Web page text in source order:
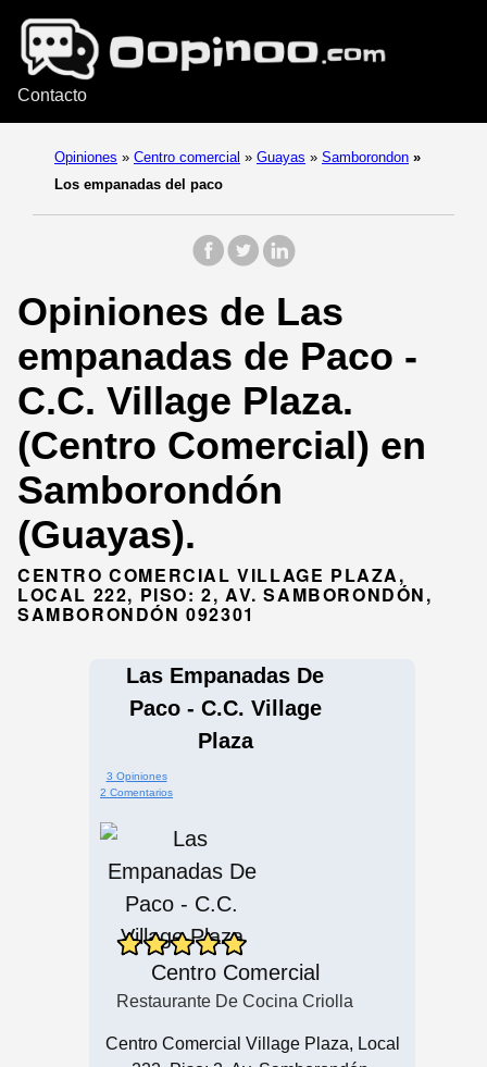
Contacto
Opiniones » Centro comercial » Guayas » Samborondon »
Los empanadas del paco
Opiniones de Las
empanadas de Paco -
C.C. Village Plaza.
(Centro Comercial) en
Samborondón
(Guayas).
CENTRO COMERCIAL VILLAGE PLAZA,
LOCAL 222, PISO: 2, AV. SAMBORONDÓN,
SAMBORONDÓN 092301
Las Empanadas De
Paco - C.C. Village
Plaza
3 Opiniones
2 Comentarios
Centro Comercial
Restaurante De Cocina Criolla
Centro Comercial Village Plaza, Local